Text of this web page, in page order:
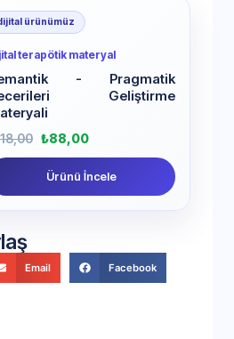
ürünümüz
terapötik materyal
- Pragmatik
Geliştirme
₺88,00
Ürünü İncele
Email Facebook